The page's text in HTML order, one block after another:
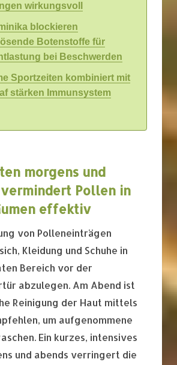
wirkungsvoll
blockieren
Botenstoffe für
bei Beschwerden
Sportzeiten kombiniert mit
stärken Immunsystem
morgens und
Pollen in
effektiv
von Polleneinträgen
Kleidung und Schuhe in
Bereich vor der
abzulegen. Am Abend ist
Reinigung der Haut mittels
um aufgenommene
Ein kurzes, intensives
und abends verringert die